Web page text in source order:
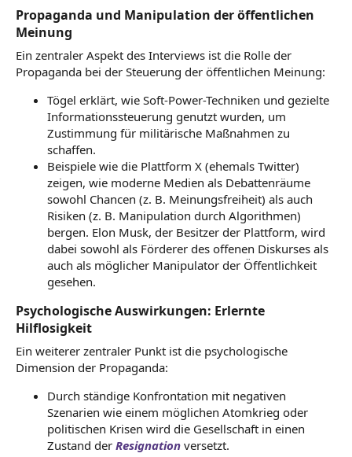
Propaganda und Manipulation der öffentlichen
Meinung
Ein zentraler Aspekt des Interviews ist die Rolle der
Propaganda bei der Steuerung der öffentlichen Meinung:
Tögel erklärt, wie Soft-Power-Techniken und gezielte
Informationssteuerung genutzt wurden, um
Zustimmung für militärische Maßnahmen zu
schaffen.
Beispiele wie die Plattform X (ehemals Twitter)
zeigen, wie moderne Medien als Debattenräume
sowohl Chancen (z. B. Meinungsfreiheit) als auch
Risiken (z. B. Manipulation durch Algorithmen)
bergen. Elon Musk, der Besitzer der Plattform, wird
dabei sowohl als Förderer des offenen Diskurses als
auch als möglicher Manipulator der Öffentlichkeit
gesehen.
Psychologische Auswirkungen: Erlernte
Hilflosigkeit
Ein weiterer zentraler Punkt ist die psychologische
Dimension der Propaganda:
Durch ständige Konfrontation mit negativen
Szenarien wie einem möglichen Atomkrieg oder
politischen Krisen wird die Gesellschaft in einen
Zustand der Resignation versetzt.